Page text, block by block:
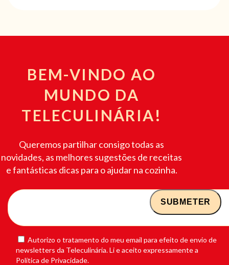
BEM-VINDO AO
MUNDO DA
TELECULINÁRIA!
Queremos partilhar consigo todas as
novidades, as melhores sugestões de receitas
e fantásticas dicas para o ajudar na cozinha.
Autorizo o tratamento do meu email para efeito de envio de
newsletters da Teleculinária. Li e aceito expressamente a
Política de Privacidade.